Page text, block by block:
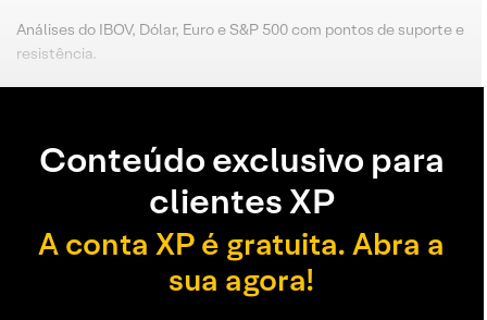
Análises do IBOV, Dólar, Euro e S&P 500 com pontos de suporte e
resistência.
Conteúdo exclusivo para
clientes XP
A conta XP é gratuita. Abra a
sua agora!